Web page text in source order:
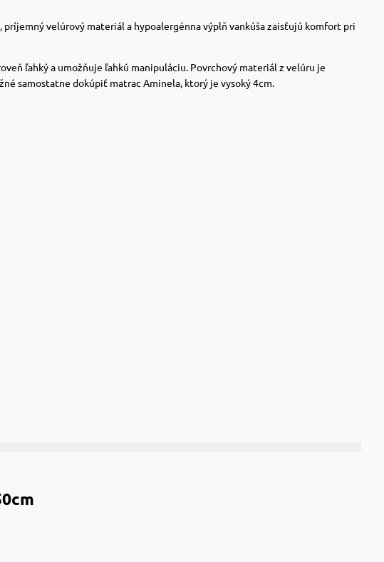
velúrový materiál a hypoalergénna výplň vankúša zaisťujú komfort pri
ľahký a umožňuje ľahkú manipuláciu. Povrchový materiál z velúru je
samostatne dokúpiť matrac Aminela, ktorý je vysoký 4cm.